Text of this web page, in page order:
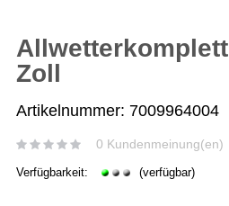
Zoll
Artikelnummer: 7009964004
0 Kundenmeinung(en)
Verfügbarkeit: (verfügbar)